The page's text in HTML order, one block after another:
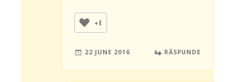
+1
22 JUNE 2016 RĂSPUNDE